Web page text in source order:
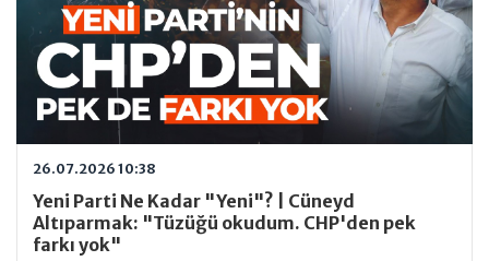
26.07.2026 10:38
Yeni Parti Ne Kadar "Yeni"? | Cüneyd
Altıparmak: "Tüzüğü okudum. CHP'den pek
farkı yok"